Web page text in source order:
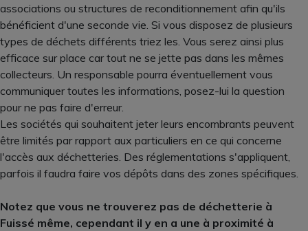
associations ou structures de reconditionnement afin qu'ils
bénéficient d'une seconde vie. Si vous disposez de plusieurs
types de déchets différents triez les. Vous serez ainsi plus
efficace sur place car tout ne se jette pas dans les mêmes
collecteurs. Un responsable pourra éventuellement vous
communiquer toutes les informations, posez-lui la question
pour ne pas faire d'erreur.
Les sociétés qui souhaitent jeter leurs encombrants peuvent
être limités par rapport aux particuliers en ce qui concerne
l'accès aux déchetteries. Des réglementations s'appliquent,
parfois il faudra faire vos dépôts dans des zones spécifiques.
Notez que vous ne trouverez pas de déchetterie à
Fuissé même, cependant il y en a une à proximité à